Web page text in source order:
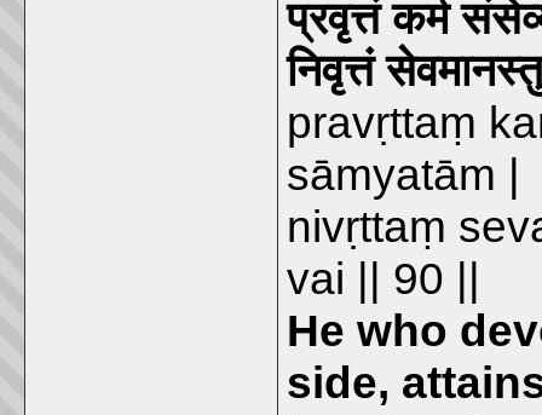
प्रवृत्तं कर्म
निवृत्तं
pravṛttaṃ
sāmyatām |
nivṛttaṃ
vai || 90 ||
He who
side,